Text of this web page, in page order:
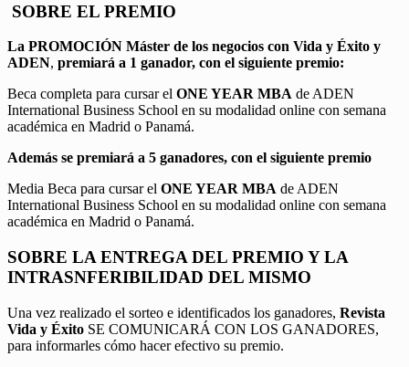
SOBRE EL PREMIO
La PROMOCIÓN Máster de los negocios con Vida y Éxito y
ADEN, premiará a 1 ganador, con el siguiente premio:
Beca completa para cursar el ONE YEAR MBA de ADEN
International Business School en su modalidad online con semana
académica en Madrid o Panamá.
Además se premiará a 5 ganadores, con el siguiente premio
Media Beca para cursar el ONE YEAR MBA de ADEN
International Business School en su modalidad online con semana
académica en Madrid o Panamá.
SOBRE LA ENTREGA DEL PREMIO Y LA
INTRASNFERIBILIDAD DEL MISMO
Una vez realizado el sorteo e identificados los ganadores, Revista
Vida y Éxito SE COMUNICARÁ CON LOS GANADORES,
para informarles cómo hacer efectivo su premio.